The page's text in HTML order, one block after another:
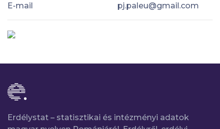
E-mail pj.paleu@gmail.com
Erdélystat – statisztikai és intézményi adatok